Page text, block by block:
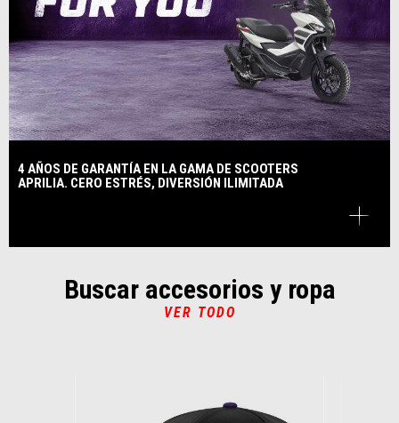
4 AÑOS DE GARANTÍA EN LA GAMA DE SCOOTERS
APRILIA. CERO ESTRÉS, DIVERSIÓN ILIMITADA
Buscar accesorios y ropa
VER TODO